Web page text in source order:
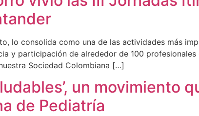
lo consolida como una de las actividades más
y participación de alrededor de 100
Sociedad Colombiana […]
un movimiento
de Pediatría